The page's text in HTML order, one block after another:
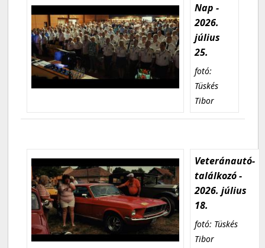
Nap -
2026.
július
25.
fotó:
Tüskés
Tibor
Veteránautó-
találkozó -
2026. július
18.
fotó: Tüskés
Tibor